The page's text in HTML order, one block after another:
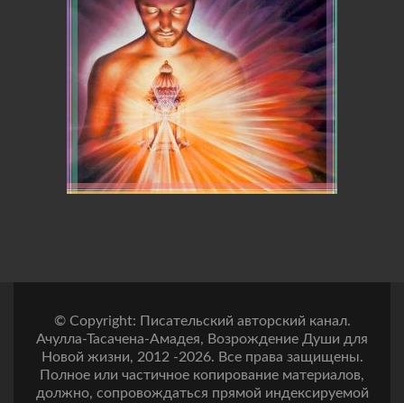
© Copyright: Писательский авторский канал.
Ачулла-Тасачена-Амадея, Возрождение Души для
Новой жизни, 2012 -2026. Все права защищены.
Полное или частичное копирование материалов,
должно, сопровождаться прямой индексируемой